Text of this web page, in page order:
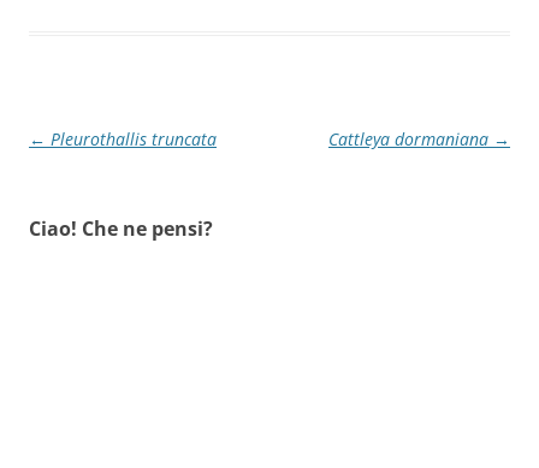
Navigazione
← Pleurothallis truncata Cattleya dormaniana →
Ciao! Che ne pensi?